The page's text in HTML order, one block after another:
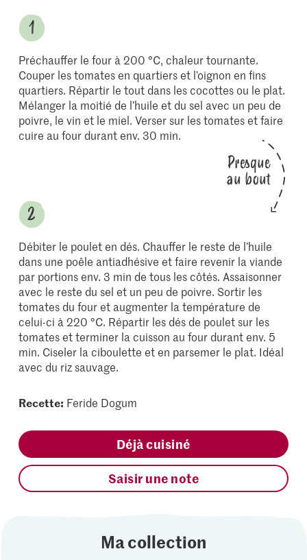
Préchauffer le four à 200 °C, chaleur tournante.
Couper les tomates en quartiers et l’oignon en fins
quartiers. Répartir le tout dans les cocottes ou le plat.
Mélanger la moitié de l’huile et du sel avec un peu de
poivre, le vin et le miel. Verser sur les tomates et faire
cuire au four durant env. 30 min.
Presque
au bout
Débiter le poulet en dés. Chauffer le reste de l’huile
dans une poêle anti­adhésive et faire revenir la viande
par portions env. 3 min de tous les côtés. Assaisonner
avec le reste du sel et un peu de poivre. Sortir les
tomates du four et augmenter la température de
celui-ci à 220 °C. Répartir les dés de poulet sur les
tomates et terminer la cuisson au four durant env. 5
min. Ciseler la ciboulette et en parsemer le plat. Idéal
avec du riz sauvage.
Recette: Feride Dogum
Déjà cuisiné
Saisir une note
Ma collection